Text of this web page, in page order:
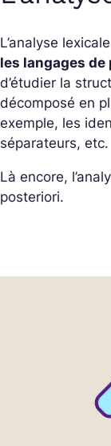
L’analyse
les langages
d’étudier la
décomposé en
exemple, les
séparateurs, etc.
Là encore,
posteriori.